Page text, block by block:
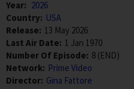
Year: 2026
Country: USA
Release: 13 May 2026
Last Air Date: 1 Jan 1970
Number Of Episode: 8 (END)
Network: Prime Video
Director: Gina Fattore